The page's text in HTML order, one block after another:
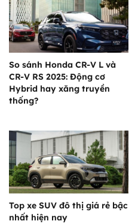
So sánh Honda CR-V L và
CR-V RS 2025: Động cơ
Hybrid hay xăng truyền
thống?
Top xe SUV đô thị giá rẻ bậc
nhất hiện nay